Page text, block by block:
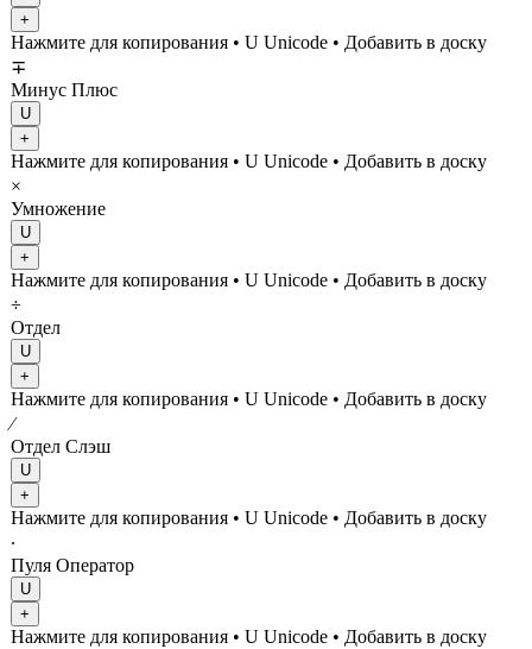
+
Нажмите для копирования • U Unicode • Добавить в доску
∓
Минус Плюс
U
+
Нажмите для копирования • U Unicode • Добавить в доску
×
Умножение
U
+
Нажмите для копирования • U Unicode • Добавить в доску
÷
Отдел
U
+
Нажмите для копирования • U Unicode • Добавить в доску
∕
Отдел Слэш
U
+
Нажмите для копирования • U Unicode • Добавить в доску
∙
Пуля Оператор
U
+
Нажмите для копирования • U Unicode • Добавить в доску